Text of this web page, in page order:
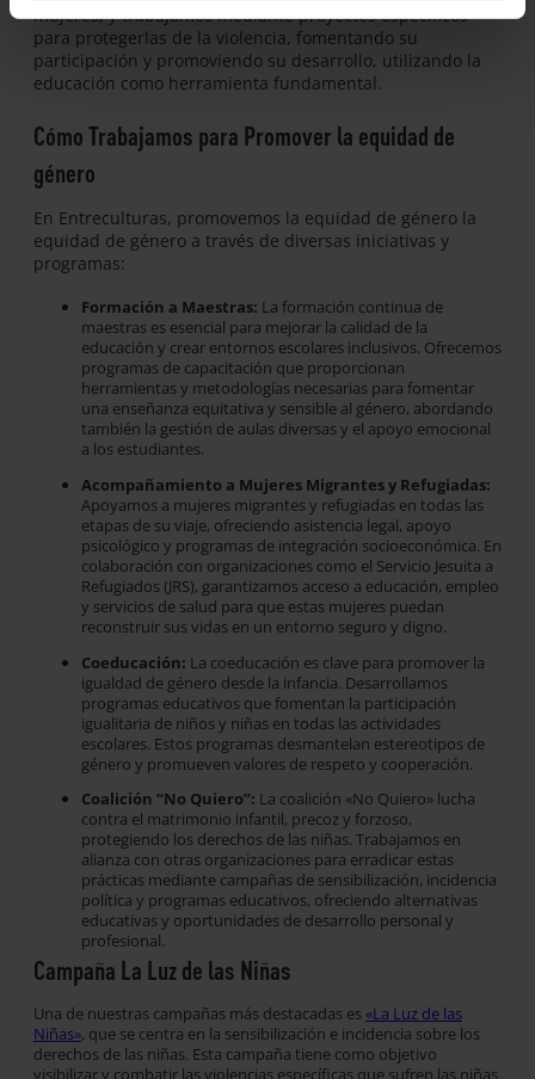
mujeres, y trabajamos mediante proyectos específicos
para protegerlas de la violencia, fomentando su
participación y promoviendo su desarrollo, utilizando la
educación como herramienta fundamental.
Cómo Trabajamos para Promover la equidad de
género
En Entreculturas, promovemos la equidad de género la
equidad de género a través de diversas iniciativas y
programas:
Formación a Maestras: La formación continua de
maestras es esencial para mejorar la calidad de la
educación y crear entornos escolares inclusivos. Ofrecemos
programas de capacitación que proporcionan
herramientas y metodologías necesarias para fomentar
una enseñanza equitativa y sensible al género, abordando
también la gestión de aulas diversas y el apoyo emocional
a los estudiantes.
Acompañamiento a Mujeres Migrantes y Refugiadas:
Apoyamos a mujeres migrantes y refugiadas en todas las
etapas de su viaje, ofreciendo asistencia legal, apoyo
psicológico y programas de integración socioeconómica. En
colaboración con organizaciones como el Servicio Jesuita a
Refugiados (JRS), garantizamos acceso a educación, empleo
y servicios de salud para que estas mujeres puedan
reconstruir sus vidas en un entorno seguro y digno.
Coeducación: La coeducación es clave para promover la
igualdad de género desde la infancia. Desarrollamos
programas educativos que fomentan la participación
igualitaria de niños y niñas en todas las actividades
escolares. Estos programas desmantelan estereotipos de
género y promueven valores de respeto y cooperación.
Coalición “No Quiero”: La coalición «No Quiero» lucha
contra el matrimonio infantil, precoz y forzoso,
protegiendo los derechos de las niñas. Trabajamos en
alianza con otras organizaciones para erradicar estas
prácticas mediante campañas de sensibilización, incidencia
política y programas educativos, ofreciendo alternativas
educativas y oportunidades de desarrollo personal y
profesional.
Campaña La Luz de las Niñas
Una de nuestras campañas más destacadas es «La Luz de las
Niñas», que se centra en la sensibilización e incidencia sobre los
derechos de las niñas. Esta campaña tiene como objetivo
visibilizar y combatir las violencias específicas que sufren las niñas